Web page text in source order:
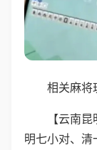
相关麻将
【云南
明七小对、清